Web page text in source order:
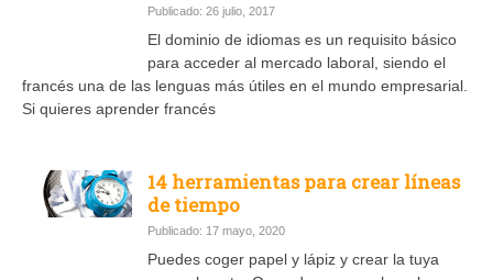
Publicado: 26 julio, 2017
El dominio de idiomas es un requisito básico
para acceder al mercado laboral, siendo el
francés una de las lenguas más útiles en el mundo empresarial.
Si quieres aprender francés
14 herramientas para crear líneas
de tiempo
Publicado: 17 mayo, 2020
Puedes coger papel y lápiz y crear la tuya